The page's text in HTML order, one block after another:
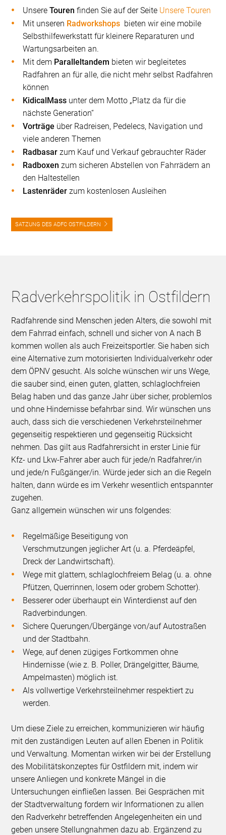
UnsereTouren finden Sie auf der Seite Unsere Touren
Mit unseren Radworkshops bieten wir eine mobile
Selbsthilfewerkstatt für kleinere Reparaturen und
Wartungsarbeiten an.
Mit dem Paralleltandem bieten wir begleitetes
Radfahren an für alle, die nicht mehr selbst Radfahren
können
KidicalMass unter dem Motto „Platz da für die
nächste Generation“
Vorträge über Radreisen, Pedelecs, Navigation und
viele anderen Themen
Radbasar zum Kauf und Verkauf gebrauchter Räder
Radboxen zum sicheren Abstellen von Fahrrädern an
den Haltestellen
Lastenräder zum kostenlosen Ausleihen
SATZUNG DES ADFC OSTFILDERN
Radverkehrspolitik in Ostfildern
Radfahrende sind Menschen jeden Alters, die sowohl mit
dem Fahrrad einfach, schnell und sicher von A nach B
kommen wollen als auch Freizeitsportler. Sie haben sich
eine Alternative zum motorisierten Individualverkehr oder
dem ÖPNV gesucht. Als solche wünschen wir uns Wege,
die sauber sind, einen guten, glatten, schlaglochfreien
Belag haben und das ganze Jahr über sicher, problemlos
und ohne Hindernisse befahrbar sind. Wir wünschen uns
auch, dass sich die verschiedenen Verkehrsteilnehmer
gegenseitig respektieren und gegenseitig Rücksicht
nehmen. Das gilt aus Radfahrersicht in erster Linie für
Kfz- und Lkw-Fahrer aber auch für jede/n Radfahrer/in
und jede/n Fußgänger/in. Würde jeder sich an die Regeln
halten, dann würde es im Verkehr wesentlich entspannter
zugehen.
Ganz allgemein wünschen wir uns folgendes:
Regelmäßige Beseitigung von
Verschmutzungen jeglicher Art (u. a. Pferdeäpfel,
Dreck der Landwirtschaft).
Wege mit glattem, schlaglochfreiem Belag (u. a. ohne
Pfützen, Querrinnen, losem oder grobem Schotter).
Besserer oder überhaupt ein Winterdienst auf den
Radverbindungen.
Sichere Querungen/Übergänge von/auf Autostraßen
und der Stadtbahn.
Wege, auf denen zügiges Fortkommen ohne
Hindernisse (wie z. B. Poller, Drängelgitter, Bäume,
Ampelmasten) möglich ist.
Als vollwertige Verkehrsteilnehmer respektiert zu
werden.
Um diese Ziele zu erreichen, kommunizieren wir häufig
mit den zuständigen Leuten auf allen Ebenen in Politik
und Verwaltung. Momentan wirken wir bei der Erstellung
des Mobilitätskonzeptes für Ostfildern mit, indem wir
unsere Anliegen und konkrete Mängel in die
Untersuchungen einfließen lassen. Bei Gesprächen mit
der Stadtverwaltung fordern wir Informationen zu allen
den Radverkehr betreffenden Angelegenheiten ein und
geben unsere Stellungnahmen dazu ab. Ergänzend zu